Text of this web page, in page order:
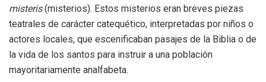
misteris(misterios). Estos misterios eran breves piezas
teatrales de carácter catequético, interpretadas por niños o
actores locales, que escenificaban pasajes de la Biblia o de
la vida de los santos para instruir a una población
mayoritariamente analfabeta.